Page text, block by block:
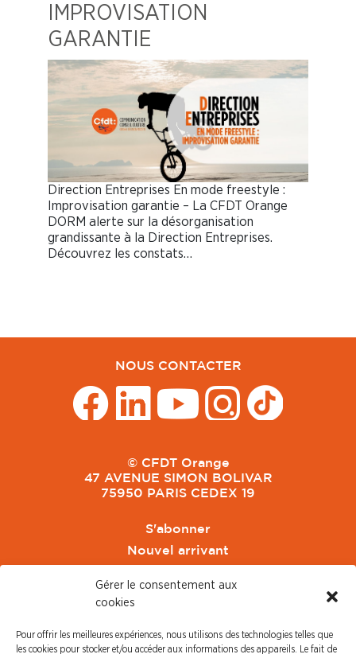
Gérer le consentement aux
cookies
Pour offrir les meilleures expériences, nous utilisons des technologies telles que
les cookies pour stocker et/ou accéder aux informations des appareils. Le fait de
IMPROVISATION
GARANTIE
Direction Entreprises En mode freestyle :
Improvisation garantie – La CFDT Orange
DORM alerte sur la désorganisation
grandissante à la Direction Entreprises.
Découvrez les constats…
NOUS CONTACTER
© CFDT Orange
47 AVENUE SIMON BOLIVAR
75950 PARIS CEDEX 19
S'abonner
Nouvel arrivant
CFDT Cadres